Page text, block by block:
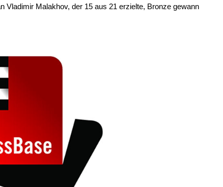
Vladimir Malakhov, der 15 aus 21 erzielte, Bronze gewann